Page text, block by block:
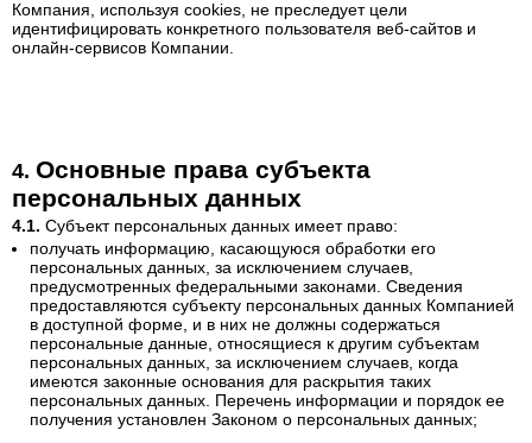
Компания, используя cookies, не преследует цели
идентифицировать конкретного пользователя веб-сайтов и
онлайн-сервисов Компании.
Основные права субъекта
персональных данных
Субъект персональных данных имеет право:
получать информацию, касающуюся обработки его
персональных данных, за исключением случаев,
предусмотренных федеральными законами. Сведения
предоставляются субъекту персональных данных Компанией
в доступной форме, и в них не должны содержаться
персональные данные, относящиеся к другим субъектам
персональных данных, за исключением случаев, когда
имеются законные основания для раскрытия таких
персональных данных. Перечень информации и порядок ее
получения установлен Законом о персональных данных;